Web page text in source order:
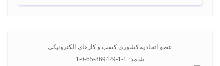
عضو اتحادیه کشوری کسب و کارهای الکترونیکی
شامد: 1-1-869429-65-0-1